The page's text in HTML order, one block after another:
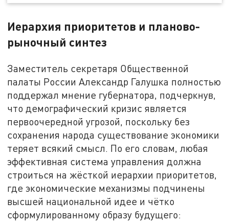
Иерархия приоритетов и планово-
рыночный синтез
Заместитель секретаря Общественной
палаты России Александр Галушка полностью
поддержал мнение губернатора, подчеркнув,
что демографический кризис является
первоочередной угрозой, поскольку без
сохранения народа существование экономики
теряет всякий смысл. По его словам, любая
эффективная система управления должна
строиться на жёсткой иерархии приоритетов,
где экономические механизмы подчинены
высшей национальной идее и чётко
сформулированному образу будущего: